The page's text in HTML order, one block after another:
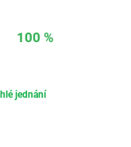
100 %
jednání